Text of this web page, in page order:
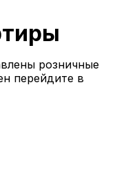
розничные
перейдите в